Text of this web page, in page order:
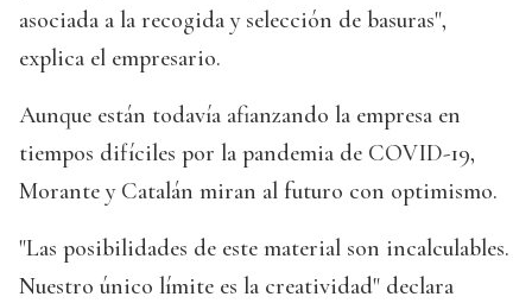
asociada a la recogida y selección de basuras",
explica el empresario.
Aunque están todavía afianzando la empresa en
tiempos difíciles por la pandemia de COVID-19,
Morante y Catalán miran al futuro con optimismo.
"Las posibilidades de este material son incalculables.
Nuestro único límite es la creatividad" declara